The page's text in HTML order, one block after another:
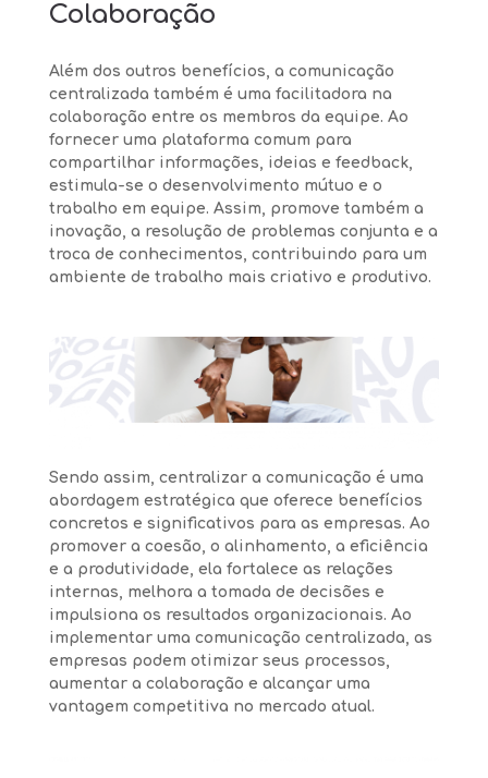
Colaboração
Além dos outros benefícios, a comunicação
centralizada também é uma facilitadora na
colaboração entre os membros da equipe. Ao
fornecer uma plataforma comum para
compartilhar informações, ideias e feedback,
estimula-se o desenvolvimento mútuo e o
trabalho em equipe. Assim, promove também a
inovação, a resolução de problemas conjunta e a
troca de conhecimentos, contribuindo para um
ambiente de trabalho mais criativo e produtivo.
Sendo assim, centralizar a comunicação é uma
abordagem estratégica que oferece benefícios
concretos e significativos para as empresas. Ao
promover a coesão, o alinhamento, a eficiência
e a produtividade, ela fortalece as relações
internas, melhora a tomada de decisões e
impulsiona os resultados organizacionais. Ao
implementar uma comunicação centralizada, as
empresas podem otimizar seus processos,
aumentar a colaboração e alcançar uma
vantagem competitiva no mercado atual.